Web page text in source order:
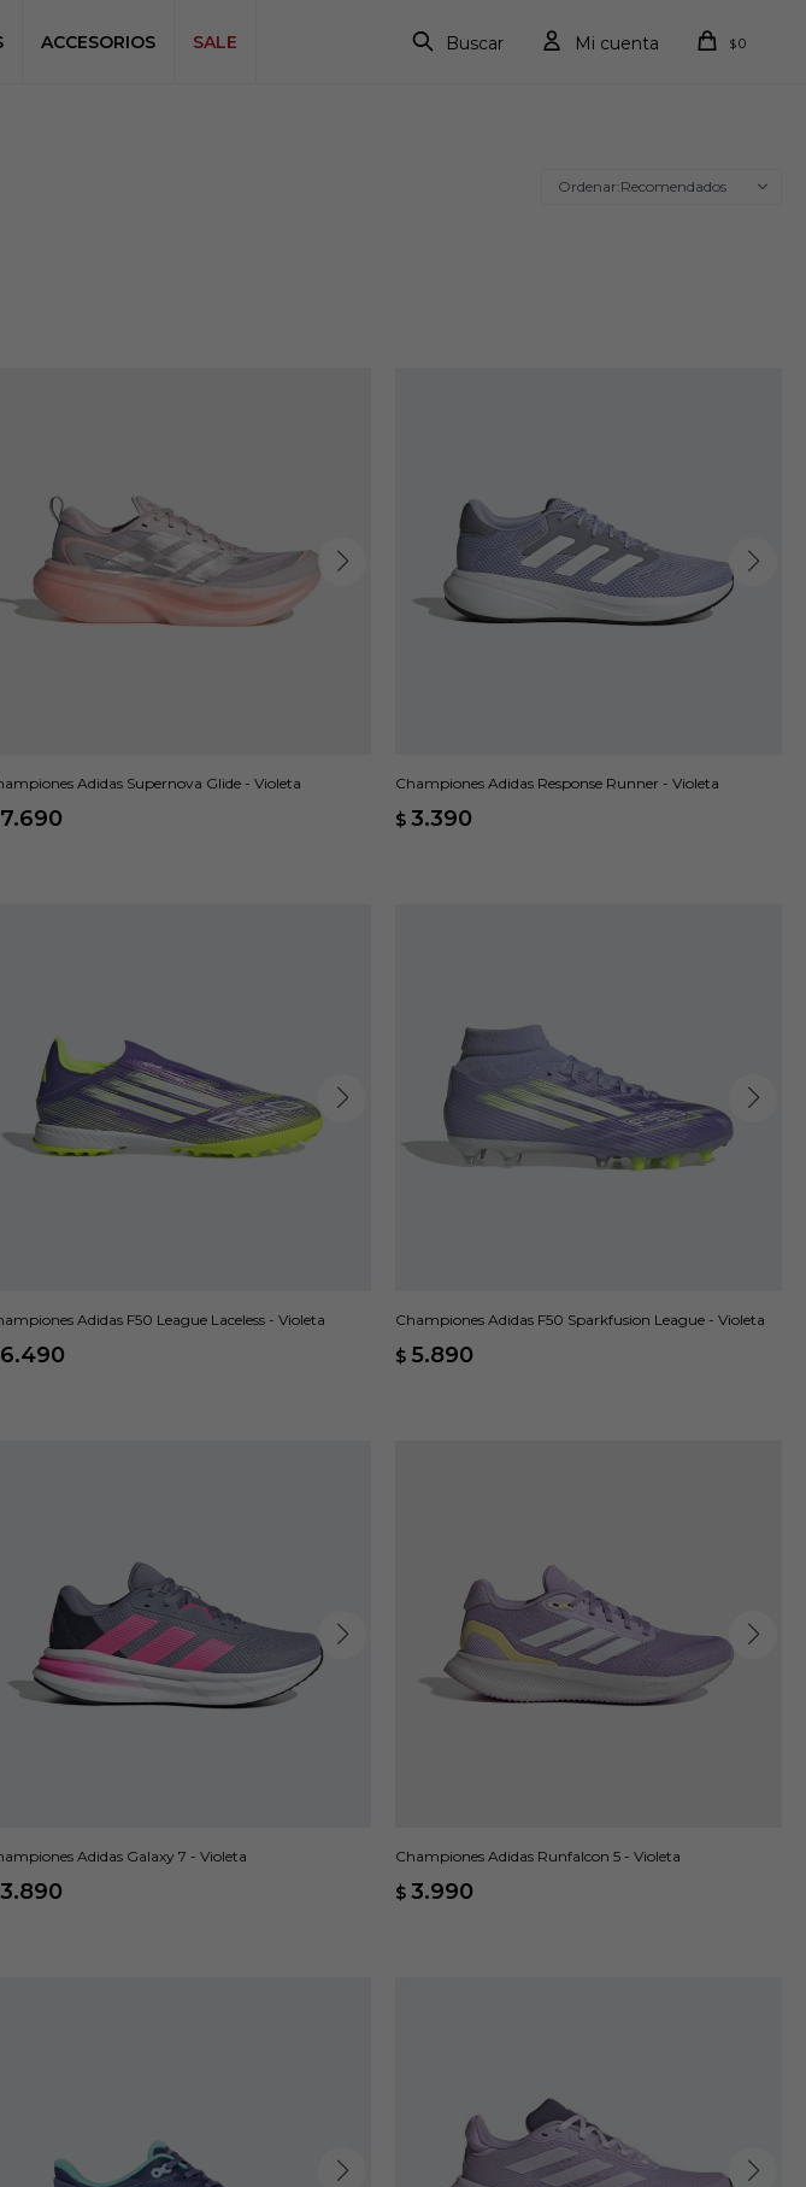
ACCESORIOS SALE $0
Recomendados
Adidas Supernova Glide - Violeta
7.690
Championes Adidas Response Runner - Violeta
$ 3.390
Adidas F50 League Laceless - Violeta
6.490
Championes Adidas F50 Sparkfusion League - Violeta
$ 5.890
Adidas Galaxy 7 - Violeta
3.890
Championes Adidas Runfalcon 5 - Violeta
$ 3.990